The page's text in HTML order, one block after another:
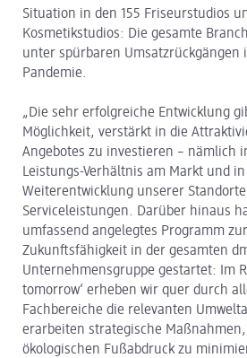
Situation in den 155 Friseurstudios
Kosmetikstudios: Die gesamte
unter spürbaren Umsatzrückgängen
Pandemie.
„Die sehr erfolgreiche Entwicklung
Möglichkeit, verstärkt in die
Angebotes zu investieren – nämlich
Leistungs-Verhältnis am Markt und in
Weiterentwicklung unserer Standorte
Serviceleistungen. Darüber hinaus
umfassend angelegtes Programm
Zukunftsfähigkeit in der gesamten
Unternehmensgruppe gestartet: Im
tomorrow‘ erheben wir quer durch
Fachbereiche die relevanten
erarbeiten strategische
ökologischen Fußabdruck zu